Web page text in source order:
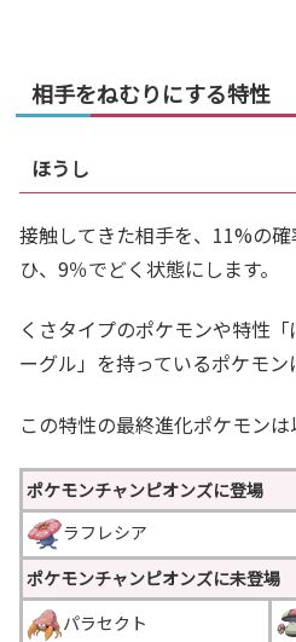
相手をねむりにする特性
ほうし
接触してきた相手を、11%の
ひ、9％でどく状態にします。
くさタイプのポケモンや特性
ーグル」を持っているポケモン
この特性の最終進化ポケモンは
ポケモンチャンピオンズに登場
ラフレシア
ポケモンチャンピオンズに未登場
パラセクト